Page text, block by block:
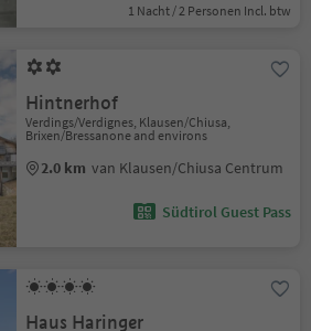
1 Nacht / 2 Personen Incl. btw
Hintnerhof
Verdings/Verdignes, Klausen/Chiusa,
Brixen/Bressanone and environs
2.0 km van Klausen/Chiusa Centrum
Südtirol Guest Pass
Haus Haringer